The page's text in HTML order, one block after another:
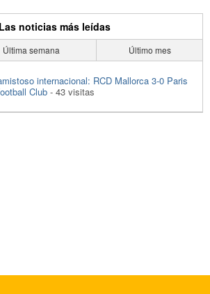
Las noticias más leídas
Última semana Último mes
internacional: RCD Mallorca 3-0 Paris
Club - 43 visitas